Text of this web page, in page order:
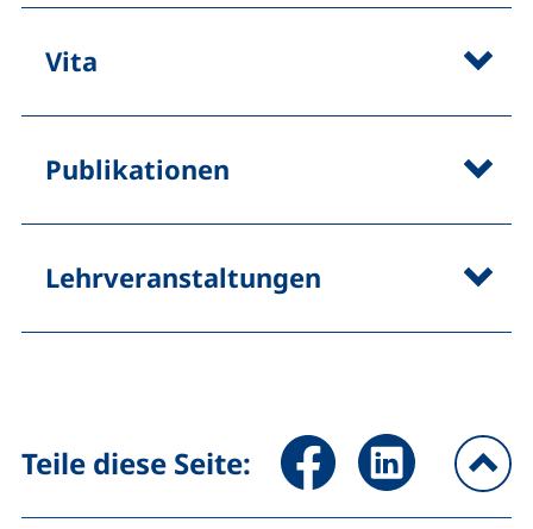
Vita
Publikationen
Lehrveranstaltungen
Teile diese Seite: Seite über Facebook teilen
Seite über